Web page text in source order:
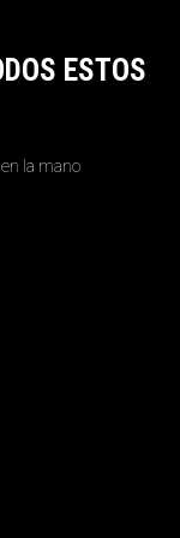
ESTOS
la mano